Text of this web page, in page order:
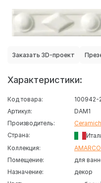
Заказать 3D-проект
Характеристики:
Код товара:
100942-
Артикул:
DAM1
Производитель:
Страна:
Коллекция:
Помещение:
для
Назначение:
декор